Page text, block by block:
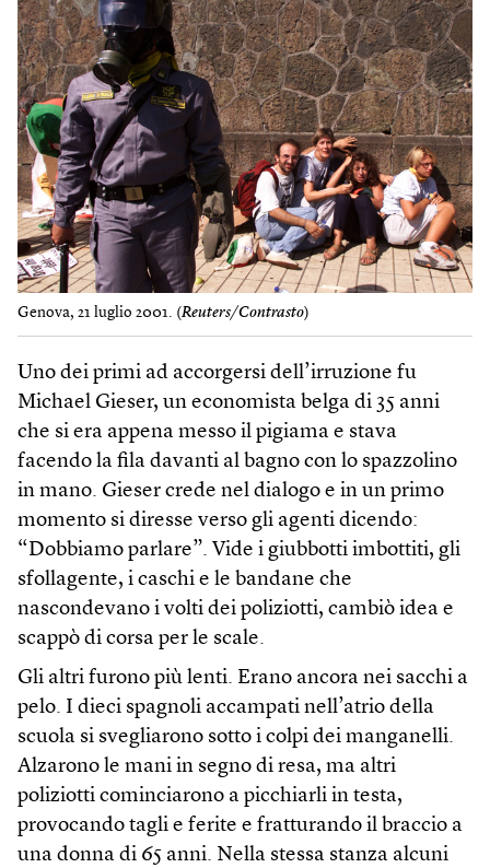
Genova, 21 luglio 2001. (Reuters/Contrasto)
Uno dei primi ad accorgersi dell’irruzione fu
Michael Gieser, un economista belga di 35 anni
che si era appena messo il pigiama e stava
facendo la fila davanti al bagno con lo spazzolino
in mano. Gieser crede nel dialogo e in un primo
momento si diresse verso gli agenti dicendo:
“Dobbiamo parlare”. Vide i giubbotti imbottiti, gli
sfollagente, i caschi e le bandane che
nascondevano i volti dei poliziotti, cambiò idea e
scappò di corsa per le scale.
Gli altri furono più lenti. Erano ancora nei sacchi a
pelo. I dieci spagnoli accampati nell’atrio della
scuola si svegliarono sotto i colpi dei manganelli.
Alzarono le mani in segno di resa, ma altri
poliziotti cominciarono a picchiarli in testa,
provocando tagli e ferite e fratturando il braccio a
una donna di 65 anni. Nella stessa stanza alcuni